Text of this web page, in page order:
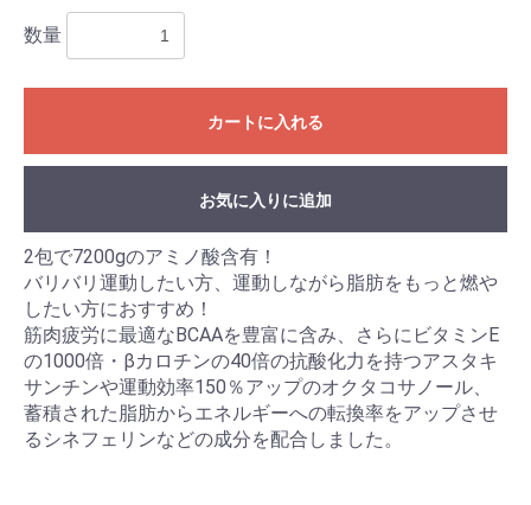
数量
カートに入れる
お気に入りに追加
2包で7200gのアミノ酸含有！
バリバリ運動したい方、運動しながら脂肪をもっと燃や
したい方におすすめ！
筋肉疲労に最適なBCAAを豊富に含み、さらにビタミンE
の1000倍・βカロチンの40倍の抗酸化力を持つアスタキ
サンチンや運動効率150％アップのオクタコサノール、
蓄積された脂肪からエネルギーへの転換率をアップさせ
るシネフェリンなどの成分を配合しました。